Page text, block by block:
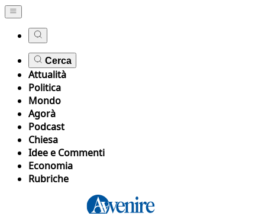
Cerca
Attualità
Politica
Mondo
Agorà
Podcast
Chiesa
Idee e Commenti
Economia
Rubriche